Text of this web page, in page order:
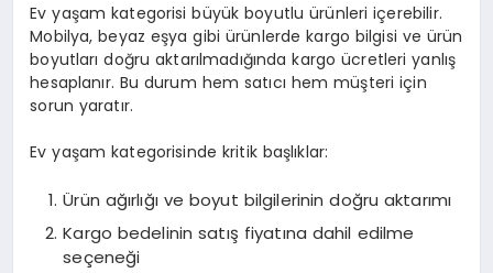
Ev yaşam kategorisi büyük boyutlu ürünleri içerebilir.
Mobilya, beyaz eşya gibi ürünlerde kargo bilgisi ve ürün
boyutları doğru aktarılmadığında kargo ücretleri yanlış
hesaplanır. Bu durum hem satıcı hem müşteri için
sorun yaratır.
Ev yaşam kategorisinde kritik başlıklar:
Ürün ağırlığı ve boyut bilgilerinin doğru aktarımı
Kargo bedelinin satış fiyatına dahil edilme
seçeneği